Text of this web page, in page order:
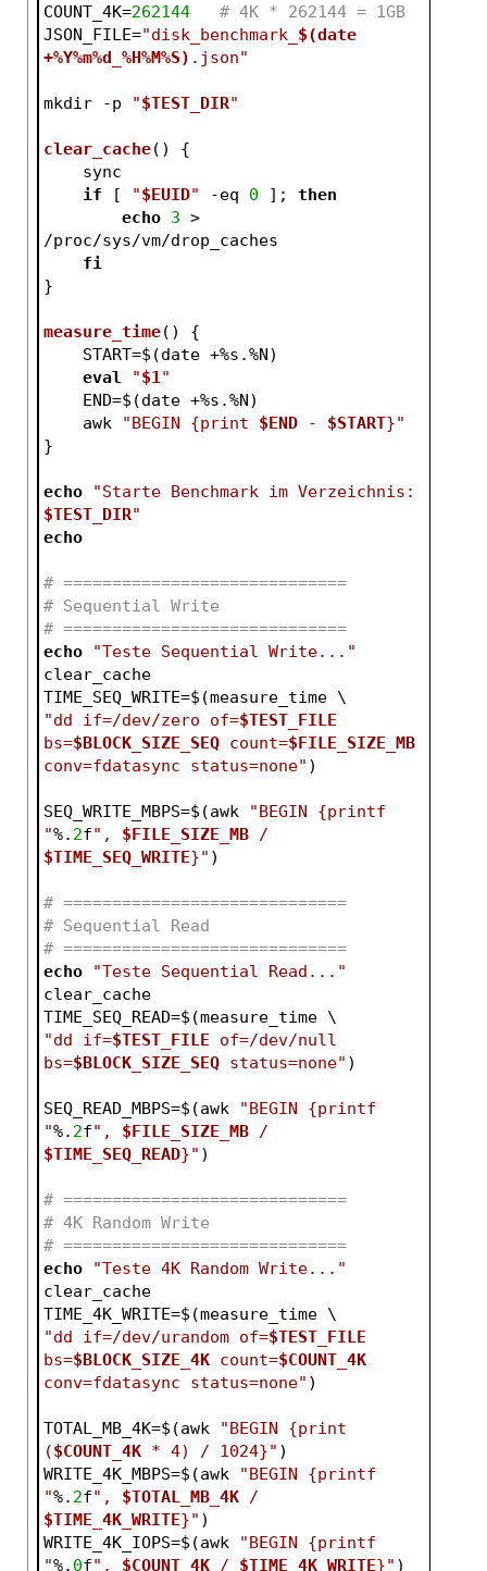
COUNT_4K=262144
# 4K * 262144 = 1GB
JSON_FILE="disk_benchmark_ $(date
+%Y%m%d_%H%M%S) .json"
mkdir -p "$TEST_DIR"
clear_cache() {
    sync
if [ "$EUID" -eq 0 ]; then
echo 3 >
/proc/sys/vm/drop_caches
fi
}
measure_time() {
    START=$(date +%s.%N)
eval
"$1"
    END=$(date +%s.%N)
    awk
"BEGIN {print $END - $START}"
}
echo
$TEST_DIR"
echo
# =============================
# Sequential Write
# =============================
echo
"Teste Sequential Write..."
clear_cache
TIME_SEQ_WRITE=$(measure_time \
"dd if=/dev/zero of=$TEST_FILE
bs=$BLOCK_SIZE_SEQ count=$FILE_SIZE_MB
conv=fdatasync status=none" )
SEQ_WRITE_MBPS=$(awk
"BEGIN {printf
"%. 2f", $FILE_SIZE_MB
$TIME_SEQ_WRITE}" )
# =============================
# Sequential Read
# =============================
echo
"Teste Sequential Read..."
clear_cache
TIME_SEQ_READ=$(measure_time \
"dd if=$TEST_FILE of=/dev/null
bs=$BLOCK_SIZE_SEQ status=none" )
SEQ_READ_MBPS=$(awk
"BEGIN {printf
"%. 2f", $FILE_SIZE_MB
$TIME_SEQ_READ}" )
# =============================
# 4K Random Write
# =============================
echo
"Teste 4K Random Write..."
clear_cache
TIME_4K_WRITE=$(measure_time \
"dd if=/dev/urandom of=$TEST_FILE
bs=$BLOCK_SIZE_4K count=$COUNT_4K
conv=fdatasync status=none" )
TOTAL_MB_4K=$(awk
"BEGIN {print
($COUNT_4K * 4) / 1024}" )
WRITE_4K_MBPS=$(awk
"BEGIN {printf
"%. 2f", $TOTAL_MB_4K
$TIME_4K_WRITE}" )
WRITE_4K_IOPS=$(awk
"BEGIN {printf
"%. 0f", $COUNT_4K / $TIME_4K_WRITE}" )